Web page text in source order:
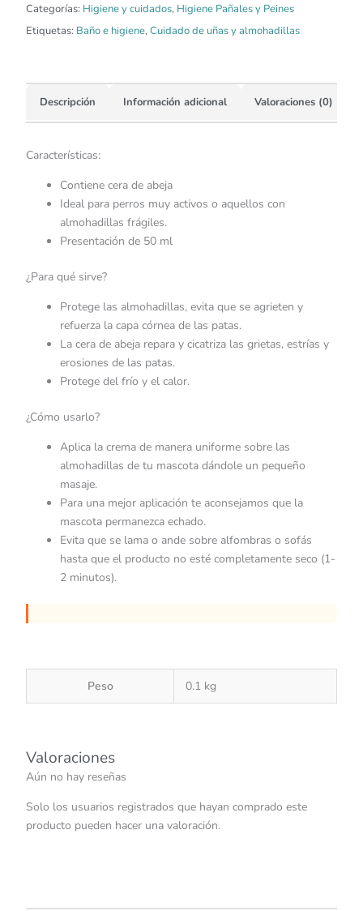
Categorías: Higiene y cuidados, Higiene Pañales y Peines
Etiquetas: Baño e higiene,Cuidado de uñas y almohadillas
Descripción Información adicional Valoraciones (0)
Características:
Contiene cera de abeja
Ideal para perros muy activos o aquellos con
almohadillas frágiles.
Presentación de 50 ml
¿Para qué sirve?
Protege las almohadillas, evita que se agrieten y
refuerza la capa córnea de las patas.
La cera de abeja repara y cicatriza las grietas, estrías y
erosiones de las patas.
Protege del frío y el calor.
¿Cómo usarlo?
Aplica la crema de manera uniforme sobre las
almohadillas de tu mascota dándole un pequeño
masaje.
Para una mejor aplicación te aconsejamos que la
mascota permanezca echado.
Evita que se lama o ande sobre alfombras o sofás
hasta que el producto no esté completamente seco (1-
2 minutos).
Peso 0.1 kg
Valoraciones
Aún no hay reseñas
Solo los usuarios registrados que hayan comprado este
producto pueden hacer una valoración.